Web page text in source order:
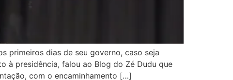
primeiros dias de seu governo, caso seja
à presidência, falou ao Blog do Zé Dudu que
com o encaminhamento […]